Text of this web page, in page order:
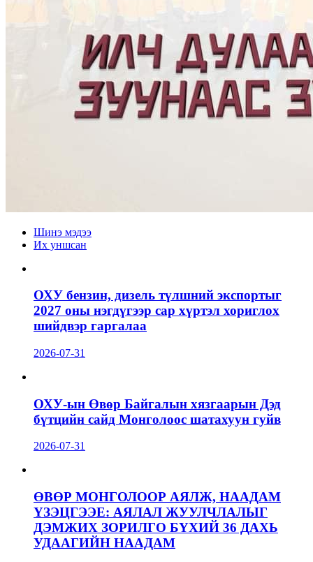
Шинэ мэдээ
Их уншсан
ОХУ бензин, дизель түлшний экспортыг
2027 оны нэгдүгээр сар хүртэл хориглох
шийдвэр гаргалаа
2026-07-31
ОХУ-ын Өвөр Байгалын хязгаарын Дэд
бүтцийн сайд Монголоос шатахуун гуйв
2026-07-31
ӨВӨР МОНГОЛООР АЯЛЖ, НААДАМ
ҮЗЭЦГЭЭЕ: АЯЛАЛ ЖУУЛЧЛАЛЫГ
ДЭМЖИХ ЗОРИЛГО БҮХИЙ 36 ДАХЬ
УДААГИЙН НААДАМ